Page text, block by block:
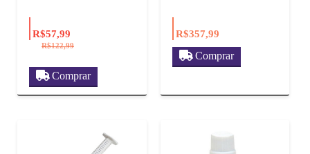
R$57,99
R$122,99
Comprar
R$357,99
Comprar